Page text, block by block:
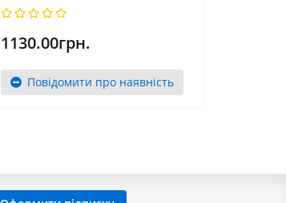
1130.00грн.
Повідомити про наявність